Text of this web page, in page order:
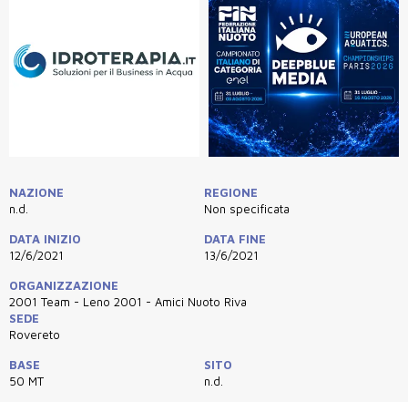
NAZIONE
n.d.
REGIONE
Non specificata
DATA INIZIO
12/6/2021
DATA FINE
13/6/2021
ORGANIZZAZIONE
2001 Team - Leno 2001 - Amici Nuoto Riva
SEDE
Rovereto
BASE
50 MT
SITO
n.d.